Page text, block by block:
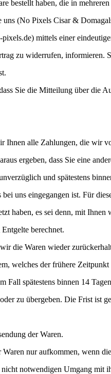
bestellt haben, die in
uns (No Pixels Cisar &
mittels einer
zu widerrufen, informieren.
Sie die Mitteilung über die
Ihnen alle Zahlungen, die wir
ergeben, dass Sie eine
und spätestens
uns eingegangen ist. Für
haben, es sei denn, mit
berechnet.
die Waren wieder
welches der frühere Zeitpunkt
Fall spätestens binnen 14
zu übergeben. Die Frist ist
der Waren.
nur aufkommen, wenn
notwendigen Umgang mit